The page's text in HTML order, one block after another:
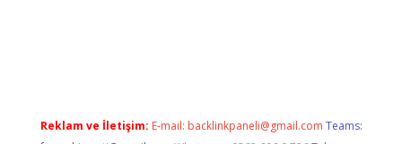
Reklam ve İletişim: E-mail: backlinkpaneli@gmail.com Teams: